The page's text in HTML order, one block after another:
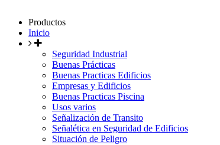
Productos
Inicio
Seguridad Industrial
Buenas Prácticas
Buenas Practicas Edificios
Empresas y Edificios
Buenas Practicas Piscina
Usos varios
Señalización de Transito
Señalética en Seguridad de Edificios
Situación de Peligro